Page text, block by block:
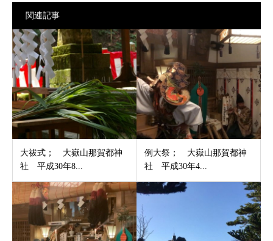
関連記事
大祓式； 大嶽山那賀都神
社 平成30年8...
例大祭； 大嶽山那賀都神
社 平成30年4...